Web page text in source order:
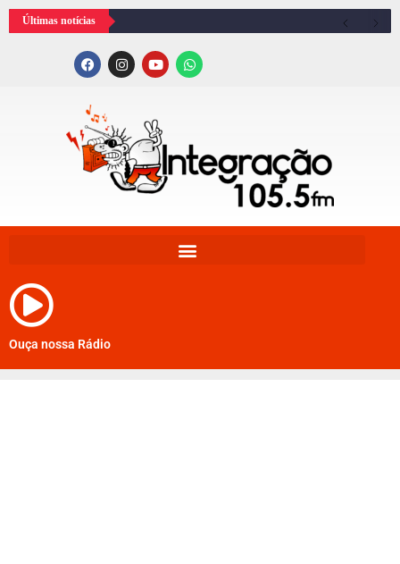
Últimas notícias
Ouça nossa Rádio